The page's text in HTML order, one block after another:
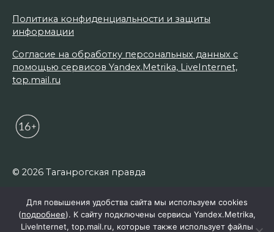
Политика конфиденциальности и защиты
информации
Согласие на обработку персональных данных с
помощью сервисов Yandex.Metrika, LiveInternet,
top.mail.ru
© 2026 Таганрогская правда
Для повышения удобства сайта мы используем cookies
(подробнее). К сайту подключены сервисы Yandex.Metrika,
LiveInternet, top.mail.ru, которые также использует файлы